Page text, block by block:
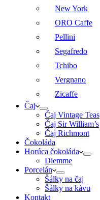
New York
ORO Caffe
Pellini
Segafredo
Tchibo
Vergnano
Zicaffe
Čaj
Čaj Vintage Teas
Čaj Sir William’s
Čaj Richmont
Čokoláda
Horúca čokoláda
Diemme
Porcelán
Šálky na čaj
Šálky na kávu
Kontakt